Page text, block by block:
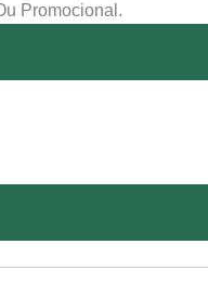
Promocional.